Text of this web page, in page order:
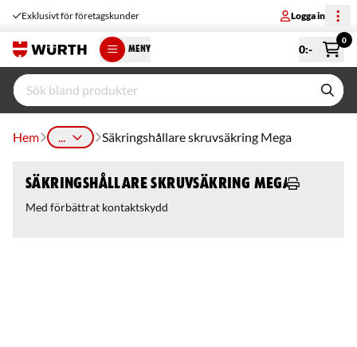
Exklusivt för företagskunder Logga in
MENY 0:-
0
Hem ... Säkringshållare skruvsäkring Mega
Säkringshållare skruvsäkring Mega
Med förbättrat kontaktskydd